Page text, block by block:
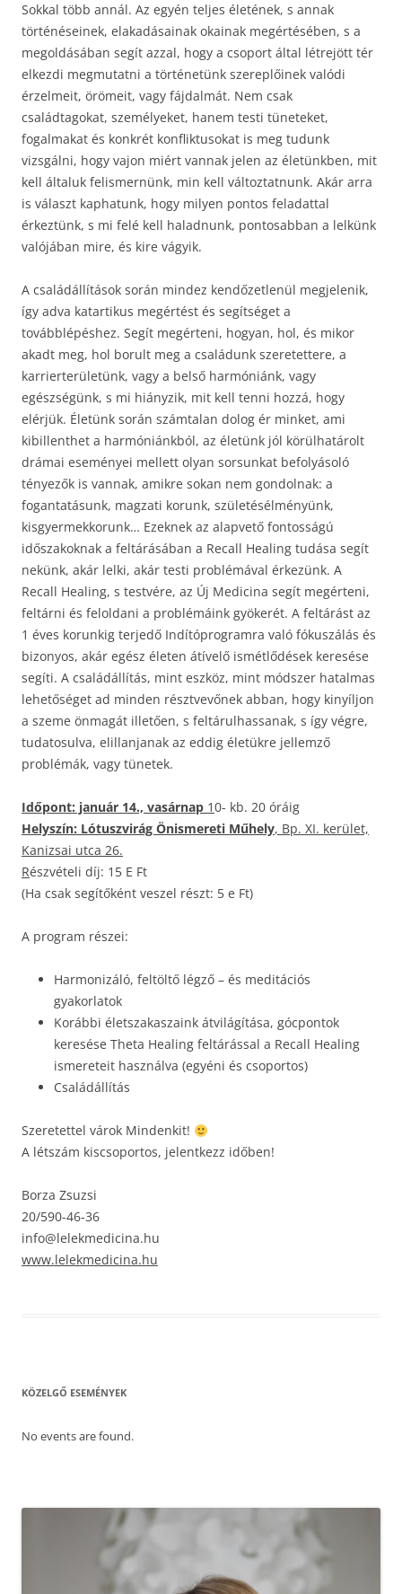
Sokkal több annál. Az egyén teljes életének, s annak
történéseinek, elakadásainak okainak megértésében, s a
megoldásában segít azzal, hogy a csoport által létrejött tér
elkezdi megmutatni a történetünk szereplőinek valódi
érzelmeit, örömeit, vagy fájdalmát. Nem csak
családtagokat, személyeket, hanem testi tüneteket,
fogalmakat és konkrét konfliktusokat is meg tudunk
vizsgálni, hogy vajon miért vannak jelen az életünkben, mit
kell általuk felismernünk, min kell változtatnunk. Akár arra
is választ kaphatunk, hogy milyen pontos feladattal
érkeztünk, s mi felé kell haladnunk, pontosabban a lelkünk
valójában mire, és kire vágyik.
A családállítások során mindez kendőzetlenül megjelenik,
így adva katartikus megértést és segítséget a
továbblépéshez. Segít megérteni, hogyan, hol, és mikor
akadt meg, hol borult meg a családunk szeretettere, a
karrierterületünk, vagy a belső harmóniánk, vagy
egészségünk, s mi hiányzik, mit kell tenni hozzá, hogy
elérjük. Életünk során számtalan dolog ér minket, ami
kibillenthet a harmóniánkból, az életünk jól körülhatárolt
drámai eseményei mellett olyan sorsunkat befolyásoló
tényezők is vannak, amikre sokan nem gondolnak: a
fogantatásunk, magzati korunk, születésélményünk,
kisgyermekkorunk… Ezeknek az alapvető fontosságú
időszakoknak a feltárásában a Recall Healing tudása segít
nekünk, akár lelki, akár testi problémával érkezünk. A
Recall Healing, s testvére, az Új Medicina segít megérteni,
feltárni és feloldani a problémáink gyökerét. A feltárást az
1 éves korunkig terjedő Indítóprogramra való fókuszálás és
bizonyos, akár egész életen átívelő ismétlődések keresése
segíti. A családállítás, mint eszköz, mint módszer hatalmas
lehetőséget ad minden résztvevőnek abban, hogy kinyíljon
a szeme önmagát illetően, s feltárulhassanak, s így végre,
tudatosulva, elillanjanak az eddig életükre jellemző
problémák, vagy tünetek.
Időpont: január 14., vasárnap 10- kb. 20 óráig
Helyszín: Lótuszvirág Önismereti Műhely, Bp. XI. kerület,
Kanizsai utca 26.
Részvételi díj: 15 E Ft
(Ha csak segítőként veszel részt: 5 e Ft)
A program részei:
Harmonizáló, feltöltő légző – és meditációs
gyakorlatok
Korábbi életszakaszaink átvilágítása, gócpontok
keresése Theta Healing feltárással a Recall Healing
ismereteit használva (egyéni és csoportos)
Családállítás
Szeretettel várok Mindenkit!
A létszám kiscsoportos, jelentkezz időben!
Borza Zsuzsi
20/590-46-36
info@lelekmedicina.hu
www.lelekmedicina.hu
KÖZELGŐ ESEMÉNYEK
No events are found.